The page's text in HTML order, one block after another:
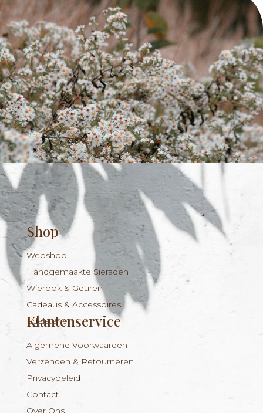
Shop
Webshop
Handgemaakte Sieraden
Wierook & Geuren
Cadeaus & Accessoires
Edelstenen
Klantenservice
Algemene Voorwaarden
Verzenden & Retourneren
Privacybeleid
Contact
Over Ons